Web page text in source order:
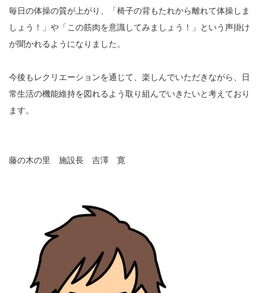
毎日の体操の質が上がり、「椅子の背もたれから離れて体操しま
しょう！」や「この筋肉を意識してみましょう！」という声掛け
が聞かれるようになりました。
今後もレクリエーションを通じて、楽しんでいただきながら、日
常生活の機能維持を図れるよう取り組んでいきたいと考えており
ます。
藤の木の里 施設長 吉澤 寛